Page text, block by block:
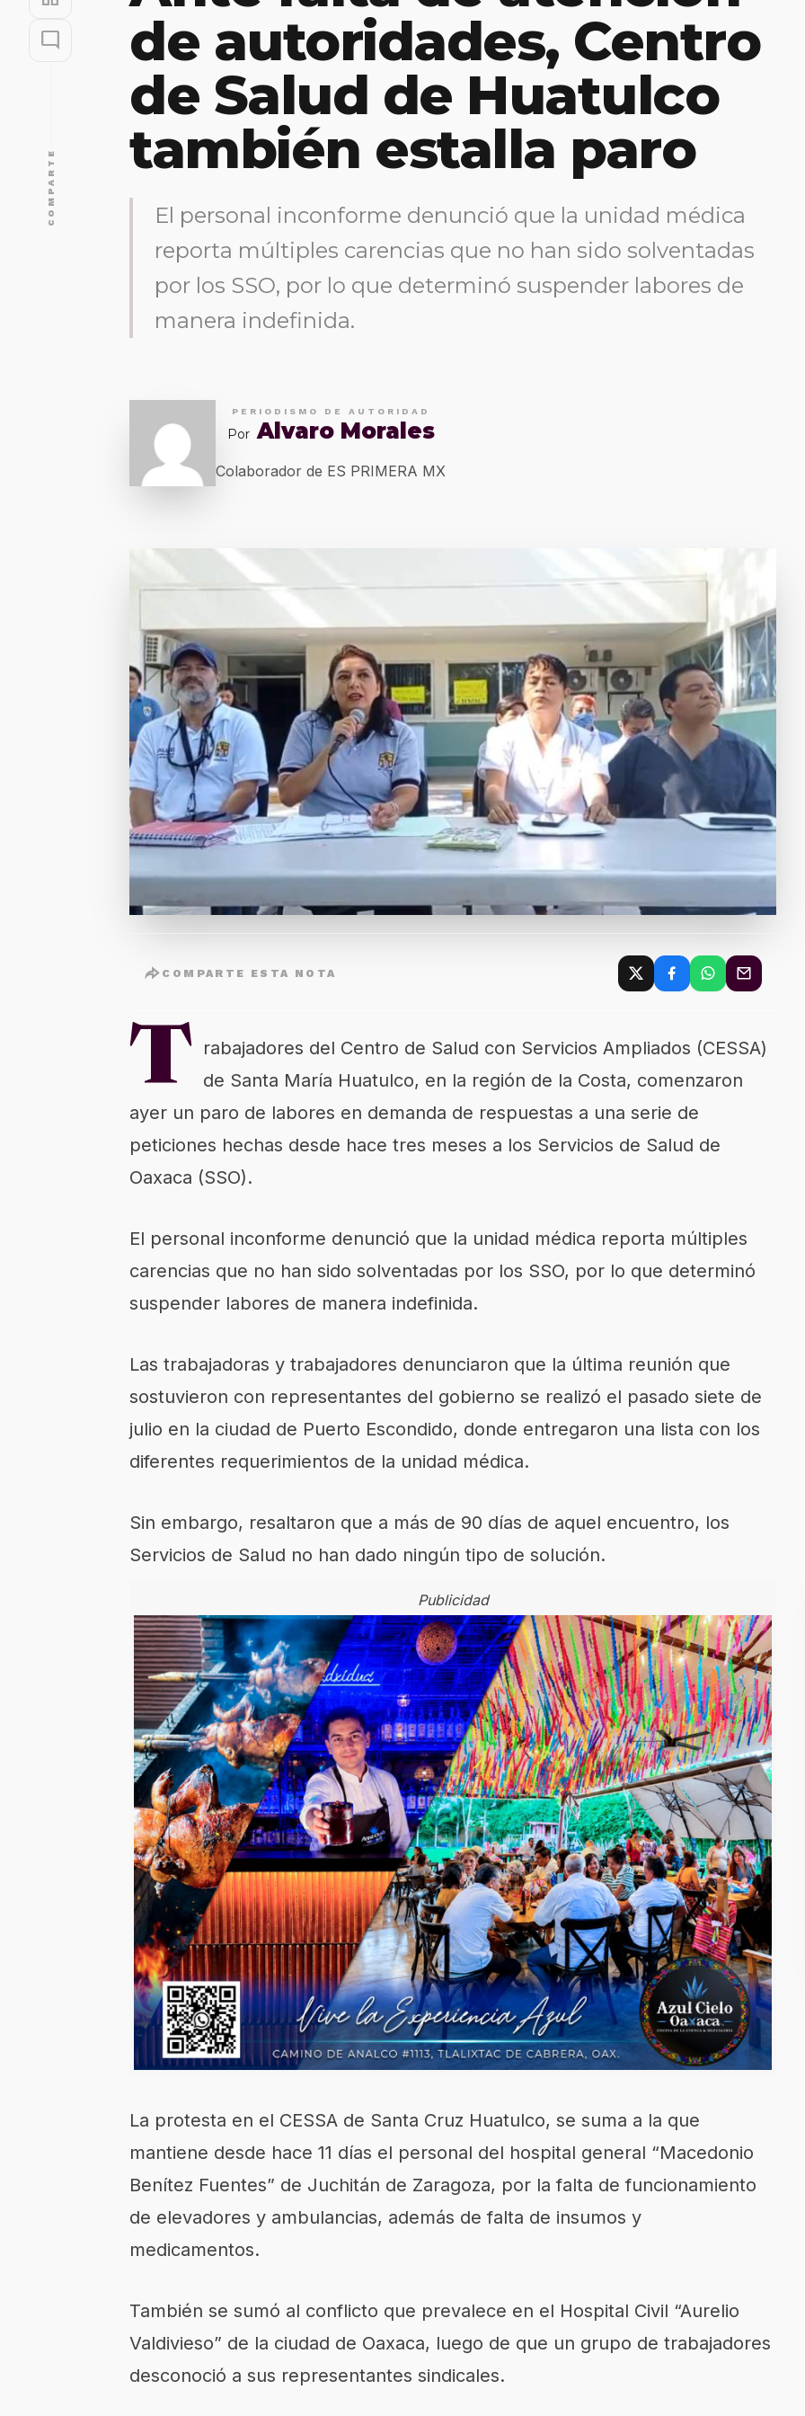
mode_comment
COMPARTE
de autoridades, Centro
de Salud de Huatulco
también estalla paro
El personal inconforme denunció que la unidad médica
reporta múltiples carencias que no han sido solventadas
por los SSO, por lo que determinó suspender labores de
manera indefinida.
PERIODISMO DE AUTORIDAD
Por Alvaro Morales
Colaborador de ES PRIMERA MX
COMPARTE ESTA NOTA
T rabajadores del Centro de Salud con Servicios Ampliados (CESSA)
de Santa María Huatulco, en la región de la Costa, comenzaron
ayer un paro de labores en demanda de respuestas a una serie de
peticiones hechas desde hace tres meses a los Servicios de Salud de
Oaxaca (SSO).
El personal inconforme denunció que la unidad médica reporta múltiples
carencias que no han sido solventadas por los SSO, por lo que determinó
suspender labores de manera indefinida.
Las trabajadoras y trabajadores denunciaron que la última reunión que
sostuvieron con representantes del gobierno se realizó el pasado siete de
julio en la ciudad de Puerto Escondido, donde entregaron una lista con los
diferentes requerimientos de la unidad médica.
Sin embargo, resaltaron que a más de 90 días de aquel encuentro, los
Servicios de Salud no han dado ningún tipo de solución.
Publicidad
La protesta en el CESSA de Santa Cruz Huatulco, se suma a la que
mantiene desde hace 11 días el personal del hospital general “Macedonio
Benítez Fuentes” de Juchitán de Zaragoza, por la falta de funcionamiento
de elevadores y ambulancias, además de falta de insumos y
medicamentos.
También se sumó al conflicto que prevalece en el Hospital Civil “Aurelio
Valdivieso” de la ciudad de Oaxaca, luego de que un grupo de trabajadores
desconoció a sus representantes sindicales.